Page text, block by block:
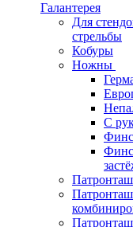
Галантерея
Для
стрельбы
Кобуры
Ножны
С